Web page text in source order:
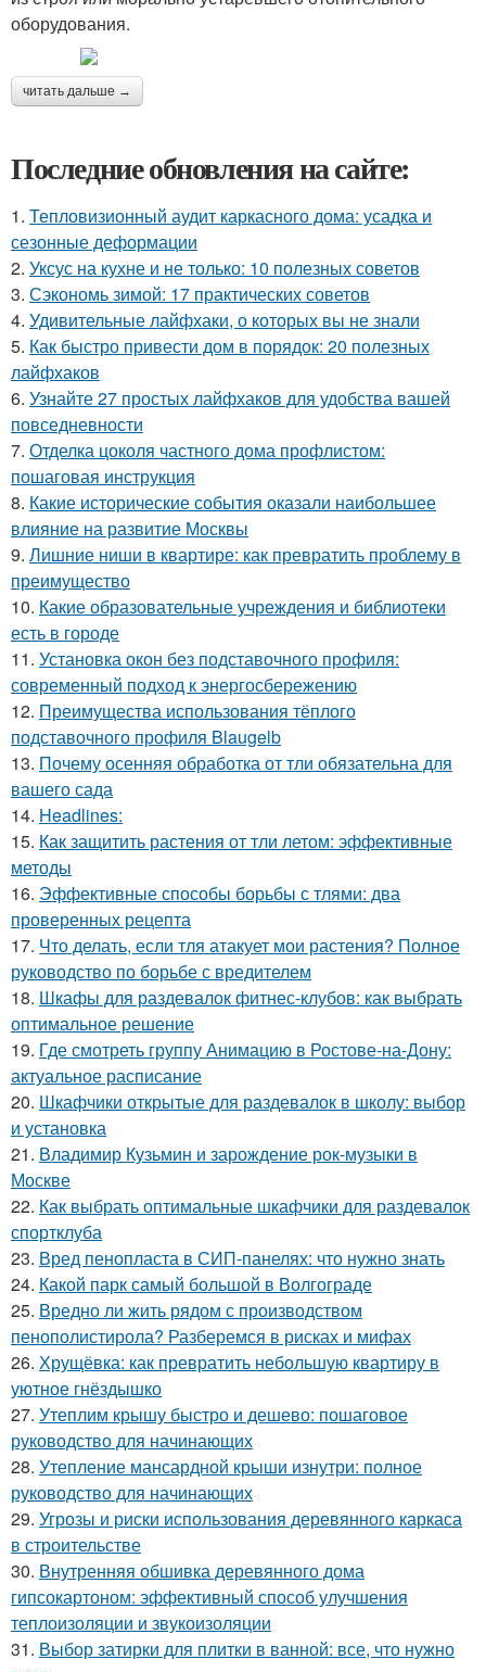
оборудования.
читать дальше →
Последние обновления на сайте:
1. Тепловизионный аудит каркасного дома: усадка и
сезонные деформации
2. Уксус на кухне и не только: 10 полезных советов
3. Сэкономь зимой: 17 практических советов
4. Удивительные лайфхаки, о которых вы не знали
5. Как быстро привести дом в порядок: 20 полезных
лайфхаков
6. Узнайте 27 простых лайфхаков для удобства вашей
повседневности
7. Отделка цоколя частного дома профлистом:
пошаговая инструкция
8. Какие исторические события оказали наибольшее
влияние на развитие Москвы
9. Лишние ниши в квартире: как превратить проблему в
преимущество
10. Какие образовательные учреждения и библиотеки
есть в городе
11. Установка окон без подставочного профиля:
современный подход к энергосбережению
12. Преимущества использования тёплого
подставочного профиля Blaugelb
13. Почему осенняя обработка от тли обязательна для
вашего сада
14. Headlines:
15. Как защитить растения от тли летом: эффективные
методы
16. Эффективные способы борьбы с тлями: два
проверенных рецепта
17. Что делать, если тля атакует мои растения? Полное
руководство по борьбе с вредителем
18. Шкафы для раздевалок фитнес-клубов: как выбрать
оптимальное решение
19. Где смотреть группу Анимацию в Ростове-на-Дону:
актуальное расписание
20. Шкафчики открытые для раздевалок в школу: выбор
и установка
21. Владимир Кузьмин и зарождение рок-музыки в
Москве
22. Как выбрать оптимальные шкафчики для раздевалок
спортклуба
23. Вред пенопласта в СИП-панелях: что нужно знать
24. Какой парк самый большой в Волгограде
25. Вредно ли жить рядом с производством
пенополистирола? Разберемся в рисках и мифах
26. Хрущёвка: как превратить небольшую квартиру в
уютное гнёздышко
27. Утеплим крышу быстро и дешево: пошаговое
руководство для начинающих
28. Утепление мансардной крыши изнутри: полное
руководство для начинающих
29. Угрозы и риски использования деревянного каркаса
в строительстве
30. Внутренняя обшивка деревянного дома
гипсокартоном: эффективный способ улучшения
теплоизоляции и звукоизоляции
31. Выбор затирки для плитки в ванной: все, что нужно